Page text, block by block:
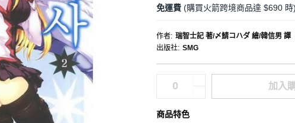
免運費 (購買火箭跨境商品達 $690 時
作者: 瑞智士記 著/〆鯖コハダ 繪/韓信男 譯
出版社: SMG
加入
商品特色